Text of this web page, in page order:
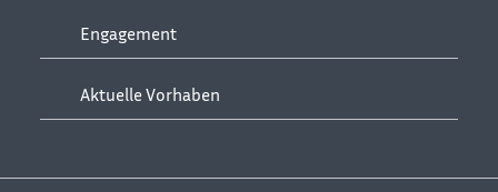
Engagement
Aktuelle Vorhaben